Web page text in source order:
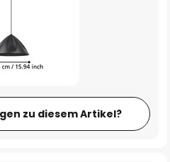
zu diesem Artikel?